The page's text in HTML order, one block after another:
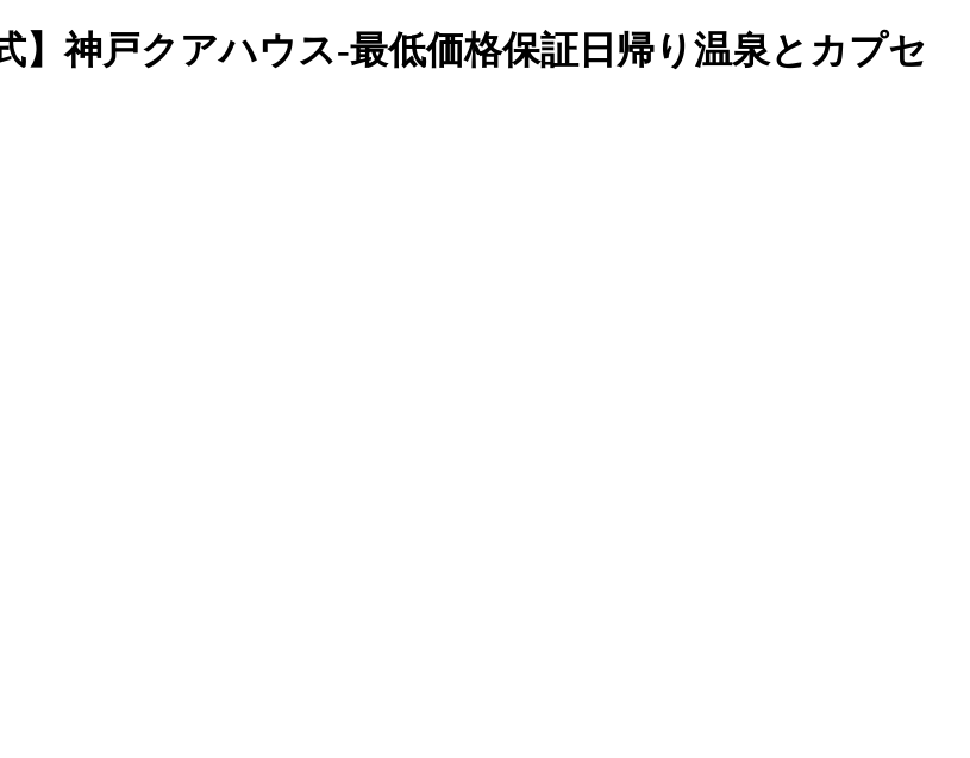
】神戸クアハウス-最低価格保証日帰り温泉とカプセ